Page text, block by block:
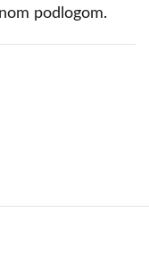
podlogom.